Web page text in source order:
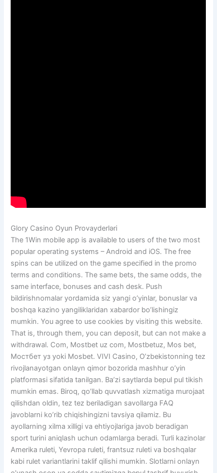
Glory Casino Oyun Provayderləri
The 1Win mobile app is available to users of the two most
popular operating systems – Android and iOS. The free
spins can be utilized on the game specified in the promo
terms and conditions. The same bets, the same odds, the
same interface, bonuses and cash desk. Push
bildirishnomalar yordamida siz yangi o’yinlar, bonuslar va
boshqa kazino yangiliklaridan xabardor bo’lishingiz
mumkin. You agree to use cookies by visiting this website.
That is, through them, you can deposit, but can not make a
withdrawal. Com, Mostbet uz com, Mostbetuz, Mos bet,
Мостбет уз yoki Mosbet. VIVI Casino, O’zbekistonning tez
rivojlanayotgan onlayn qimor bozorida mashhur o’yin
platformasi sifatida tanilgan. Ba’zi saytlarda bepul pul tikish
mumkin emas. Biroq, qo’llab quvvatlash xizmatiga murojaat
qilishdan oldin, tez tez beriladigan savollarga FAQ
javoblarni ko’rib chiqishingizni tavsiya qilamiz. Bu
ayollarning xilma xilligi va ehtiyojlariga javob beradigan
sport turini aniqlash uchun odamlarga beradi. Turli kazinolar
Amerika ruleti, Yevropa ruleti, frantsuz ruleti va boshqalar
kabi rulet variantlarini taklif qilishi mumkin. Slotlarni onlayn